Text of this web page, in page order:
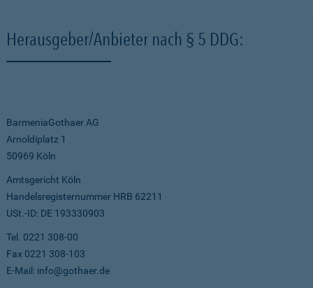
Herausgeber/Anbieter nach § 5 DDG:
BarmeniaGothaer AG
Arnoldiplatz 1
50969 Köln
Amtsgericht Köln
Handelsregisternummer HRB 62211
USt.-ID: DE 193330903
Tel. 0221 308-00
Fax 0221 308-103
E-Mail: info@gothaer.de